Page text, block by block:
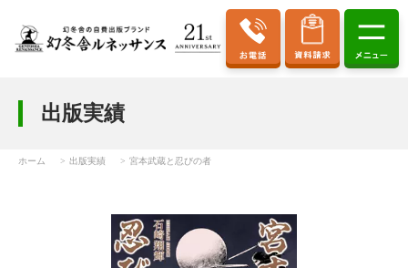
出版実績
ホーム 出版実績 宮本武蔵と忍びの者